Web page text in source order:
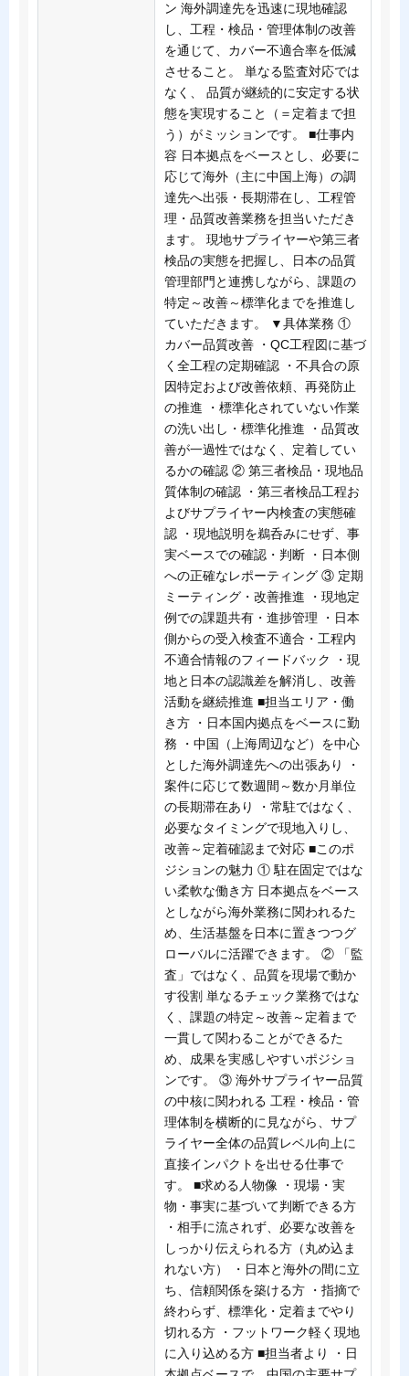
ン 海外調達先を迅速に現地確認
し、工程・検品・管理体制の改善
を通じて、カバー不適合率を低減
させること。 単なる監査対応では
なく、 品質が継続的に安定する状
態を実現すること（＝定着まで担
う）がミッションです。 ■仕事内
容 日本拠点をベースとし、必要に
応じて海外（主に中国上海）の調
達先へ出張・長期滞在し、工程管
理・品質改善業務を担当いただき
ます。 現地サプライヤーや第三者
検品の実態を把握し、日本の品質
管理部門と連携しながら、課題の
特定～改善～標準化までを推進し
ていただきます。 ▼具体業務 ①
カバー品質改善 ・QC工程図に基づ
く全工程の定期確認 ・不具合の原
因特定および改善依頼、再発防止
の推進 ・標準化されていない作業
の洗い出し・標準化推進 ・品質改
善が一過性ではなく、定着してい
るかの確認 ② 第三者検品・現地品
質体制の確認 ・第三者検品工程お
よびサプライヤー内検査の実態確
認 ・現地説明を鵜呑みにせず、事
実ベースでの確認・判断 ・日本側
への正確なレポーティング ③ 定期
ミーティング・改善推進 ・現地定
例での課題共有・進捗管理 ・日本
側からの受入検査不適合・工程内
不適合情報のフィードバック ・現
地と日本の認識差を解消し、改善
活動を継続推進 ■担当エリア・働
き方 ・日本国内拠点をベースに勤
務 ・中国（上海周辺など）を中心
とした海外調達先への出張あり ・
案件に応じて数週間～数か月単位
の長期滞在あり ・常駐ではなく、
必要なタイミングで現地入りし、
改善～定着確認まで対応 ■このポ
ジションの魅力 ① 駐在固定ではな
い柔軟な働き方 日本拠点をベース
としながら海外業務に関われるた
め、生活基盤を日本に置きつつグ
ローバルに活躍できます。 ② 「監
査」ではなく、品質を現場で動か
す役割 単なるチェック業務ではな
く、課題の特定～改善～定着まで
一貫して関わることができるた
め、成果を実感しやすいポジショ
ンです。 ③ 海外サプライヤー品質
の中核に関われる 工程・検品・管
理体制を横断的に見ながら、サプ
ライヤー全体の品質レベル向上に
直接インパクトを出せる仕事で
す。 ■求める人物像 ・現場・実
物・事実に基づいて判断できる方
・相手に流されず、必要な改善を
しっかり伝えられる方（丸め込ま
れない方） ・日本と海外の間に立
ち、信頼関係を築ける方 ・指摘で
終わらず、標準化・定着までやり
切れる方 ・フットワーク軽く現地
に入り込める方 ■担当者より ・日